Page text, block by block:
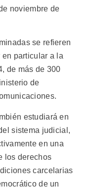
noviembre de
se refieren
particular a la
de más de 300
de
estudiará en
sistema judicial,
en una
los derechos
carcelarias
de un